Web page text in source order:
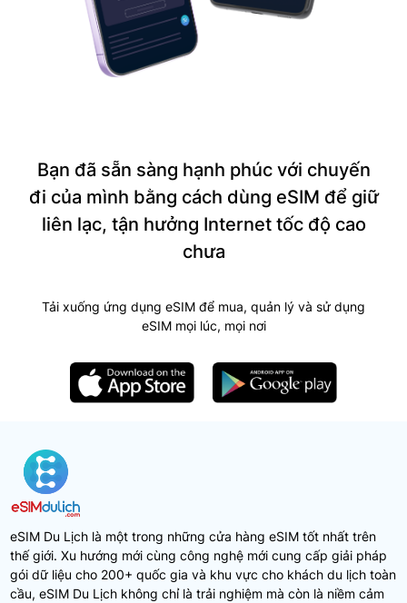
Bạn đã sẵn sàng hạnh phúc với chuyến
đi của mình bằng cách dùng eSIM để giữ
liên lạc, tận hưởng Internet tốc độ cao
chưa
Tải xuống ứng dụng eSIM để mua, quản lý và sử dụng
eSIM mọi lúc, mọi nơi
eSIM Du Lịch là một trong những cửa hàng eSIM tốt nhất trên
thế giới. Xu hướng mới cùng công nghệ mới cung cấp giải pháp
gói dữ liệu cho 200+ quốc gia và khu vực cho khách du lịch toàn
cầu, eSIM Du Lịch không chỉ là trải nghiệm mà còn là niềm cảm